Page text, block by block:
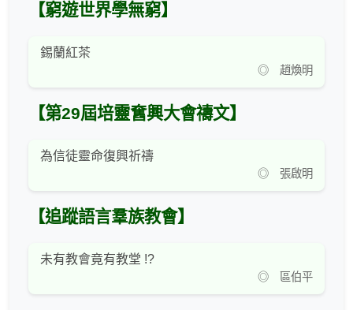
【窮遊世界學無窮】
錫蘭紅茶
◎ 趙煥明
【第29屆培靈𡚒興大會禱文】
為信徒靈命復興祈禱
◎ 張啟明
【追蹤語言羣族教會】
未有教會竟有教堂 !?
◎ 區伯平